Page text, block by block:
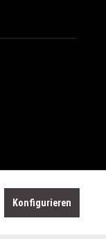
Konfigurieren